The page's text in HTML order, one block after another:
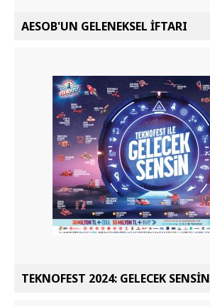
AESOB'UN GELENEKSEL İFTARI
TEKNOFEST 2024: GELECEK SENSİN